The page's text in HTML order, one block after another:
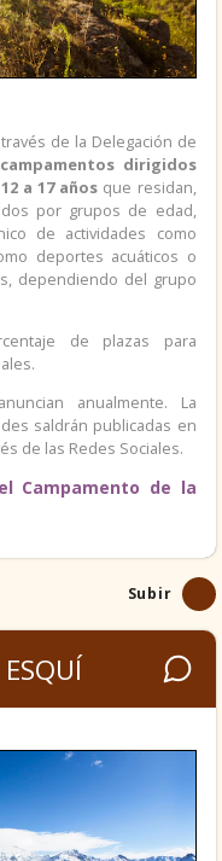
de la Delegación de
dirigidos
a 17 años que residan,
por grupos de edad,
de actividades como
deportes acuáticos o
dependiendo del grupo
de plazas para
anualmente. La
saldrán publicadas en
de las Redes Sociales.
Campamento de la
Subir